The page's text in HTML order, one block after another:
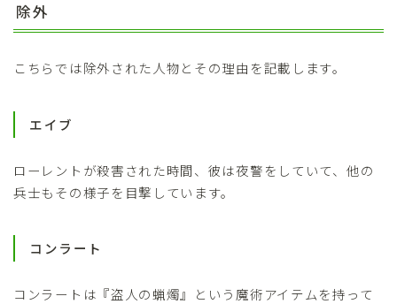
除外
こちらでは除外された人物とその理由を記載します。
エイブ
ローレントが殺害された時間、彼は夜警をしていて、他の
兵士もその様子を目撃しています。
コンラート
コンラートは『盗人の蝋燭』という魔術アイテムを持って